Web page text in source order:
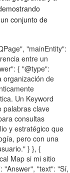
conjunto de
"mainEntity":
entre un
{ "@type":
organización de
Un Keyword
palabras clave
consultas
y estratégico que
pero con una
} }, {
Map si mi sitio
"Answer", "text": "Sí,